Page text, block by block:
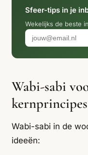
Alle 35 stijlen →Stijlen
Sfeer-tips in je
Wekelijks de beste
Wabi-sabi
kernprincipes
Wabi-sabi in de
ideeën: